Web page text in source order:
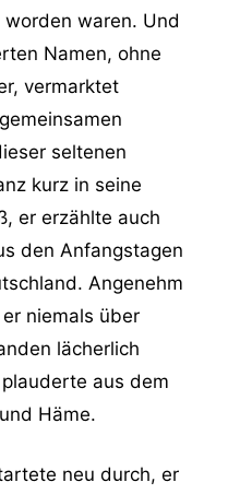
waren. Und
Namen, ohne
vermarktet
seltenen
kurz in seine
er erzählte auch
den Anfangstagen
Angenehm
niemals über
lächerlich
aus dem
Häme.
neu durch, er